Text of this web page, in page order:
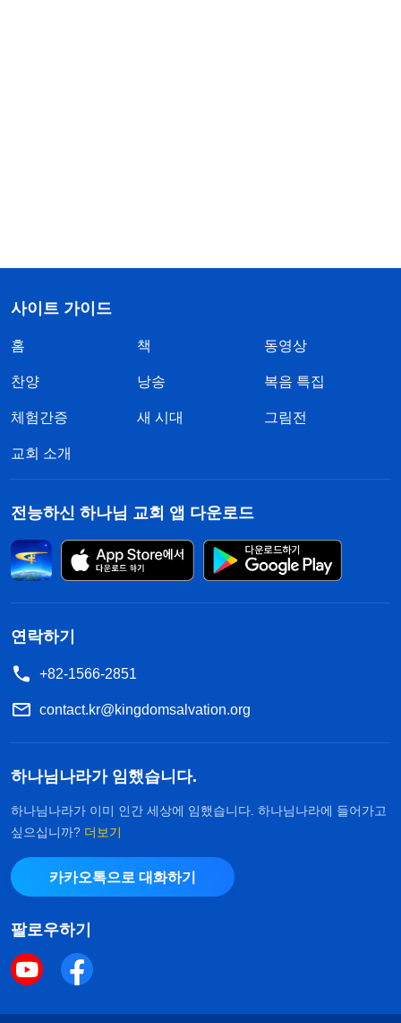
사이트 가이드
홈 책 동영상
찬양 낭송 복음 특집
체험간증 새 시대 그림전
교회 소개
전능하신 하나님 교회 앱 다운로드
연락하기
+82-1566-2851
contact.kr@kingdomsalvation.org
하나님나라가 임했습니다.
하나님나라가 이미 인간 세상에 임했습니다. 하나님나라에 들어가고
싶으십니까? 더보기
카카오톡으로 대화하기
팔로우하기